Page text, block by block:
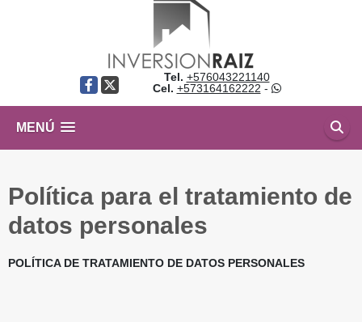
Facebook
X
Tel. +576043221140
Cel. +573164162222 -
MENÚ
Política para el tratamiento de
datos personales
POLÍTICA DE TRATAMIENTO DE DATOS PERSONALES